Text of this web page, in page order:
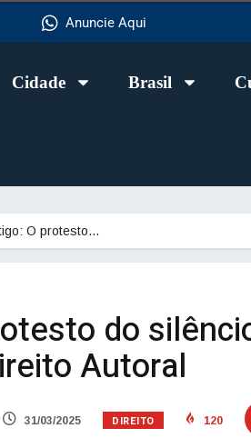
Anuncie Aqui
Cidade Brasil
O protesto…
do
Autoral
31/03/2025 DIREITO 120